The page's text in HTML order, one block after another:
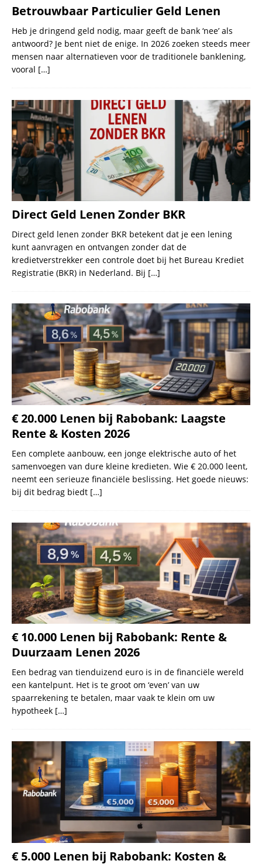
Betrouwbaar Particulier Geld Lenen
Heb je dringend geld nodig, maar geeft de bank ‘nee’ als
antwoord? Je bent niet de enige. In 2026 zoeken steeds meer
mensen naar alternatieven voor de traditionele banklening,
vooral […]
Direct Geld Lenen Zonder BKR
Direct geld lenen zonder BKR betekent dat je een lening
kunt aanvragen en ontvangen zonder dat de
kredietverstrekker een controle doet bij het Bureau Krediet
Registratie (BKR) in Nederland. Bij […]
€ 20.000 Lenen bij Rabobank: Laagste
Rente & Kosten 2026
Een complete aanbouw, een jonge elektrische auto of het
samenvoegen van dure kleine kredieten. Wie € 20.000 leent,
neemt een serieuze financiële beslissing. Het goede nieuws:
bij dit bedrag biedt […]
€ 10.000 Lenen bij Rabobank: Rente &
Duurzaam Lenen 2026
Een bedrag van tienduizend euro is in de financiële wereld
een kantelpunt. Het is te groot om ‘even’ van uw
spaarrekening te betalen, maar vaak te klein om uw
hypotheek […]
€ 5.000 Lenen bij Rabobank: Kosten &